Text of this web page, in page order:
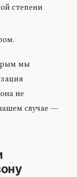
степени
мы
не
случае —